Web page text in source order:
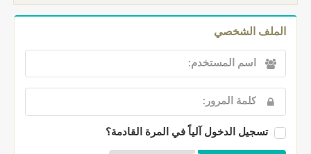
الملف الشخصي
تسجيل الدخول آلياً في المرة القادمة؟